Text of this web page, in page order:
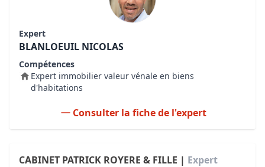
Expert
BLANLOEUIL NICOLAS
Compétences
Expert immobilier valeur vénale en biens
d'habitations
Consulter la fiche de l'expert
CABINET PATRICK ROYERE & FILLE | Expert